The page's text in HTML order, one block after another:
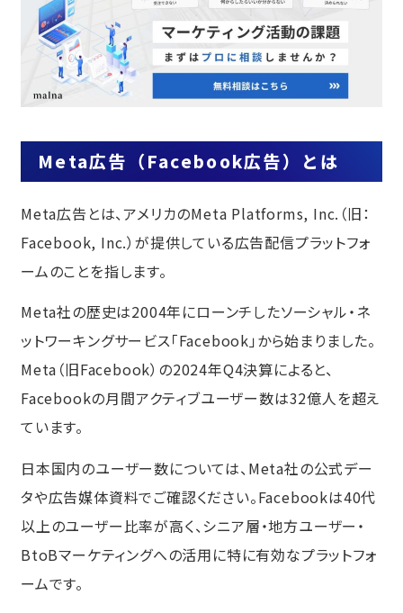
Facebookアカウントを作る
Facebookページを作る／Facebookペ
ージの管理者になる
支払い情報を登録する
広告セットを作成する
広告を作成する
Facebook広告の運用に不安を感じてい
る方へ、生成AIの活用をご提案します
まとめ
malna株式会社のFacebook広告運用
Meta広告（Facebook広告）とは
Meta広告とは、アメリカのMeta Platforms, Inc.（旧：
Facebook, Inc.）が提供している広告配信プラットフォ
ームのことを指します。
Meta社の歴史は2004年にローンチしたソーシャル・ネ
ットワーキングサービス「Facebook」から始まりました。
Meta（旧Facebook）の2024年Q4決算によると、
Facebookの月間アクティブユーザー数は32億人を超え
ています。
日本国内のユーザー数については、Meta社の公式デー
タや広告媒体資料でご確認ください。Facebookは40代
以上のユーザー比率が高く、シニア層・地方ユーザー・
BtoBマーケティングへの活用に特に有効なプラットフォ
ームです。